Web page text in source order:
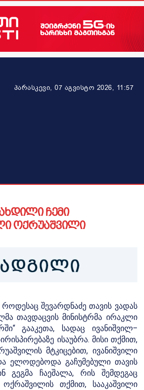
პარასკევი, 07 აგვისტო 2026, 11:57
ჩემი
ოქრუაშვილი
შევარდნაძე თავის ვადას
თავდაცვის მინისტრმა ირაკლი
გააკეთა, სადაც ივანიშვილ–
ისაუბრა. მისი თქმით,
მტკიცებით, ივანიშვილი
ელოდებოდა გაჩუმებული თავის
გეგმა ჩაეშალა, რის შემდეგაც
თქმით, სააკაშვილი